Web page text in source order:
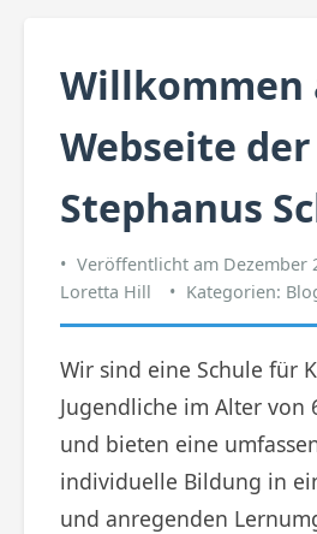
Willkommen
Webseite der
Stephanus
Veröffentlicht am Dezember
Loretta Hill
Kategorien:
Wir sind eine Schule für
Jugendliche im Alter von
und bieten eine
individuelle Bildung in
und anregenden